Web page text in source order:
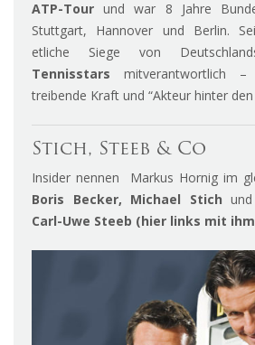
ATP-Tour und war 8 Jahre
Stuttgart, Hannover und Berlin.
etliche Siege von
Tennisstars mitverantwortlich
treibende Kraft und “Akteur hinter den
Stich, Steeb & Co
Insider nennen Markus Hornig im
Boris Becker, Michael Stichund
Carl-Uwe Steeb (hier links mit